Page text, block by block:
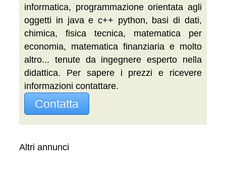
informatica, programmazione orientata agli
oggetti in java e c++ python, basi di dati,
chimica, fisica tecnica, matematica per
economia, matematica finanziaria e molto
altro... tenute da ingegnere esperto nella
didattica. Per sapere i prezzi e ricevere
informazioni contattare.
Contatta
Altri annunci